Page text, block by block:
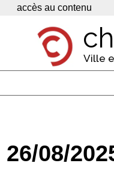
Panneau de gestion des cookies
accès au contenu
Ville
Economie
26/08/